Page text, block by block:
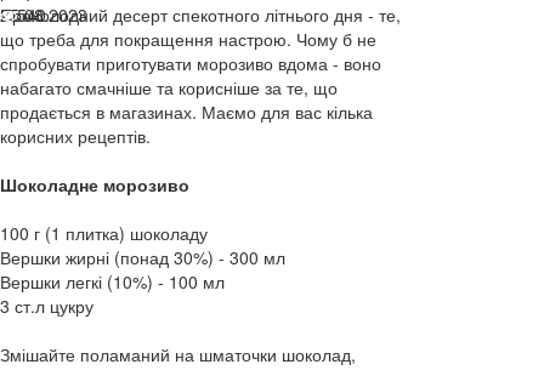
25.08.2023
540
Прохолодний десерт спекотного літнього дня - те,
що треба для покращення настрою. Чому б не
спробувати приготувати морозиво вдома - воно
набагато смачніше та корисніше за те, що
продається в магазинах. Маємо для вас кілька
корисних рецептів.
Шоколадне морозиво
100 г (1 плитка) шоколаду
Вершки жирні (понад 30%) - 300 мл
Вершки легкі (10%) - 100 мл
3 ст.л цукру
Змішайте поламаний на шматочки шоколад,